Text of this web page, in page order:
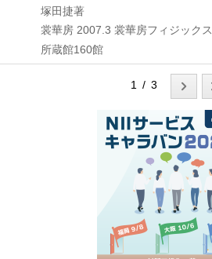
塚田捷著
裳華房 2007.3 裳華房フィジック
所蔵館160館
1 / 3